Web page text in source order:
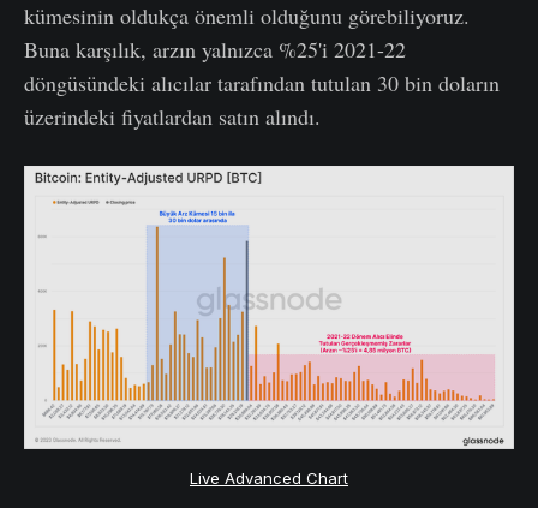
kümesinin oldukça önemli olduğunu görebiliyoruz.
Buna karşılık, arzın yalnızca %25'i 2021-22
döngüsündeki alıcılar tarafından tutulan 30 bin doların
üzerindeki fiyatlardan satın alındı.
Live Advanced Chart